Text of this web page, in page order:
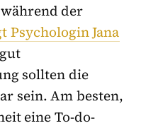
der
Psychologin Jana
sollten die
sein. Am besten,
eine To-do-